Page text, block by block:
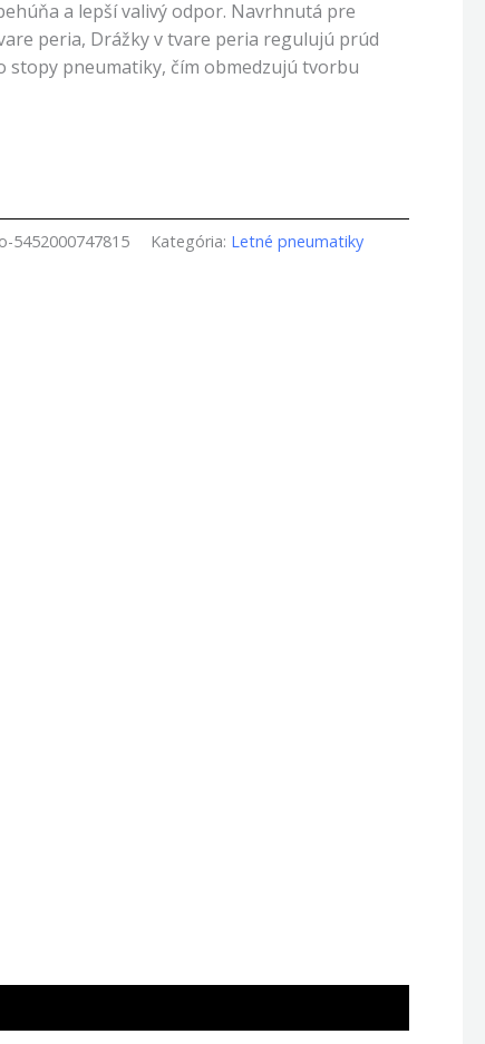
a lepší valivý odpor. Navrhnutá pre
peria, Drážky v tvare peria regulujú prúd
stopy pneumatiky, čím obmedzujú tvorbu
5452000747815 Kategória: Letné pneumatiky